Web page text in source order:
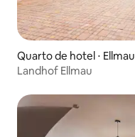
Quarto de hotel ⋅ Ellmau
Landhof Ellmau